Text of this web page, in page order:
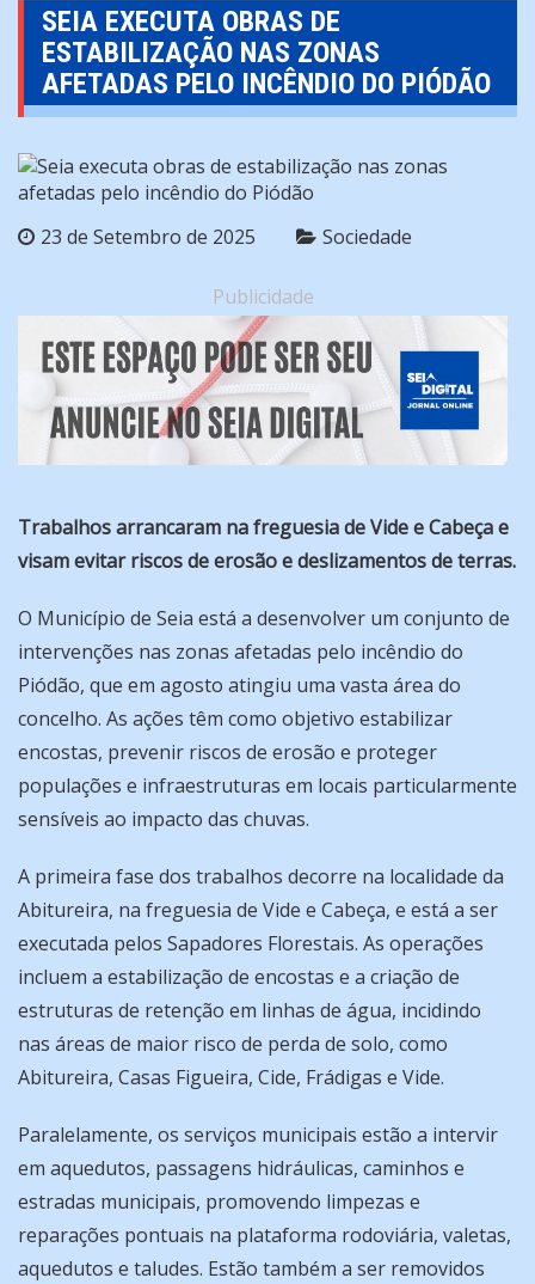
SEIA EXECUTA OBRAS DE
ESTABILIZAÇÃO NAS ZONAS
AFETADAS PELO INCÊNDIO DO PIÓDÃO
23 de Setembro de 2025 Sociedade
Publicidade
Trabalhos arrancaram na freguesia de Vide e Cabeça e
visam evitar riscos de erosão e deslizamentos de terras.
O Município de Seia está a desenvolver um conjunto de
intervenções nas zonas afetadas pelo incêndio do
Piódão, que em agosto atingiu uma vasta área do
concelho. As ações têm como objetivo estabilizar
encostas, prevenir riscos de erosão e proteger
populações e infraestruturas em locais particularmente
sensíveis ao impacto das chuvas.
A primeira fase dos trabalhos decorre na localidade da
Abitureira, na freguesia de Vide e Cabeça, e está a ser
executada pelos Sapadores Florestais. As operações
incluem a estabilização de encostas e a criação de
estruturas de retenção em linhas de água, incidindo
nas áreas de maior risco de perda de solo, como
Abitureira, Casas Figueira, Cide, Frádigas e Vide.
Paralelamente, os serviços municipais estão a intervir
em aquedutos, passagens hidráulicas, caminhos e
estradas municipais, promovendo limpezas e
reparações pontuais na plataforma rodoviária, valetas,
aquedutos e taludes. Estão também a ser removidos